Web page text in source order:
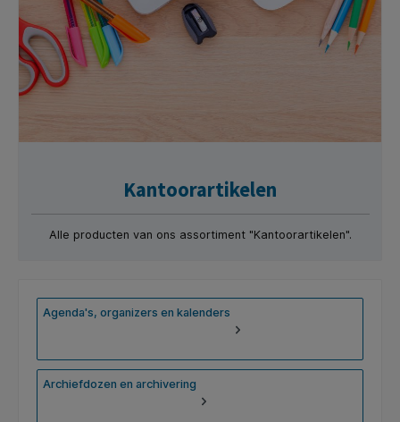
Kantoorartikelen
Alle producten van ons assortiment "Kantoorartikelen".
Agenda's, organizers en kalenders
Archiefdozen en archivering